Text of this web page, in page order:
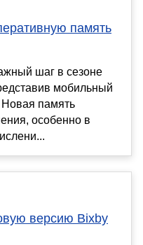
память
шаг в сезоне
мобильный
память
особенно в
версию Bixby